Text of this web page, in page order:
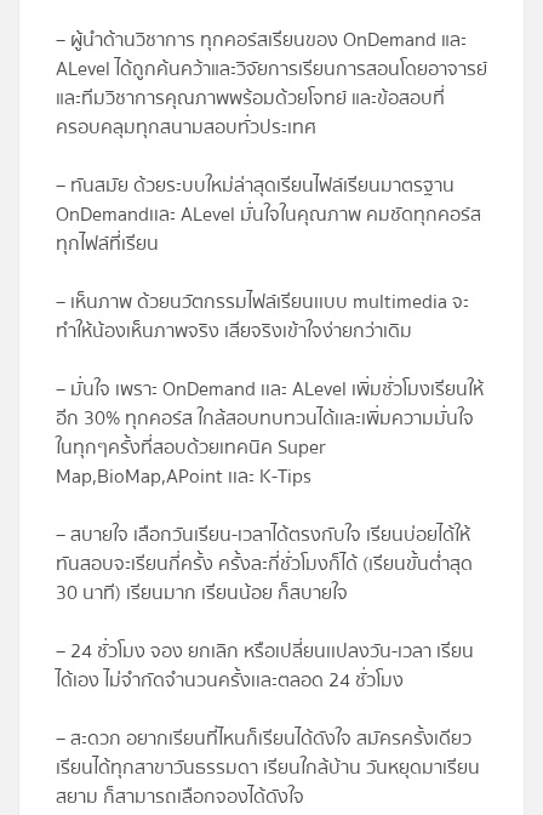
– ผู้นำด้านวิชาการ ทุกคอร์สเรียนของ OnDemand และ
ALevel ได้ถูกค้นคว้าและวิจัยการเรียนการสอนโดยอาจารย์
และทีมวิชาการคุณภาพพร้อมด้วยโจทย์ และข้อสอบที่
ครอบคลุมทุกสนามสอบทั่วประเทศ
– ทันสมัย ด้วยระบบใหม่ล่าสุดเรียนไฟล์เรียนมาตรฐาน
OnDemandเเละ ALevel มั่นใจในคุณภาพ คมชัดทุกคอร์ส
ทุกไฟล์ที่เรียน
– เห็นภาพ ด้วยนวัตกรรมไฟล์เรียนเเบบ multimedia จะ
ทำให้น้องเห็นภาพจริง เสียจริงเข้าใจง่ายกว่าเดิม
– มั่นใจ เพราะ OnDemand เเละ ALevel เพิ่มชั่วโมงเรียนให้
อีก 30% ทุกคอร์ส ใกล้สอบทบทวนได้เเละเพิ่มความมั่นใจ
ในทุกๆครั้งที่สอบด้วยเทคนิค Super
Map,BioMap,APoint เเละ K-Tips
– สบายใจ เลือกวันเรียน-เวลาได้ตรงกับใจ เรียนบ่อยได้ให้
ทันสอบจะเรียนกี่ครั้ง ครั้งละกี่ชั่วโมงก็ได้ (เรียนขั้นต่ำสุด
30 นาที) เรียนมาก เรียนน้อย ก็สบายใจ
– 24 ชั่วโมง จอง ยกเลิก หรือเปลี่ยนเเปลงวัน-เวลา เรียน
ได้เอง ไม่จำกัดจำนวนครั้งเเละตลอด 24 ชั่วโมง
– สะดวก อยากเรียนที่ไหนก็เรียนได้ดังใจ สมัครครั้งเดียว
เรียนได้ทุกสาขาวันธรรมดา เรียนใกล้บ้าน วันหยุดมาเรียน
สยาม ก็สามารถเลือกจองได้ดังใจ